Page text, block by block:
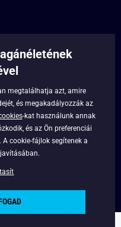
megtalálhatja azt, amire
és megakadályozzák az
-kat használunk annak
és az Ön preferenciái
cookie-fájlok segítenek a